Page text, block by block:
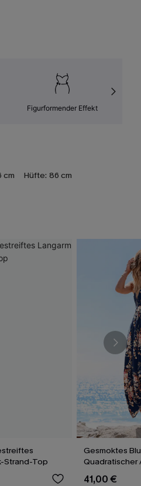
Figurformender Effekt
cm Hüfte: 86 cm
Strand-Top
Gesmoktes
Quadratischer
Maxikleid
41,00 €